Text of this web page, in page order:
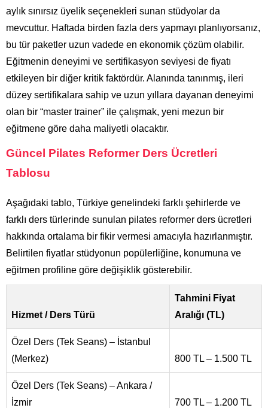
aylık sınırsız üyelik seçenekleri sunan stüdyolar da
mevcuttur. Haftada birden fazla ders yapmayı planlıyorsanız,
bu tür paketler uzun vadede en ekonomik çözüm olabilir.
Eğitmenin deneyimi ve sertifikasyon seviyesi de fiyatı
etkileyen bir diğer kritik faktördür. Alanında tanınmış, ileri
düzey sertifikalara sahip ve uzun yıllara dayanan deneyimi
olan bir “master trainer” ile çalışmak, yeni mezun bir
eğitmene göre daha maliyetli olacaktır.
Güncel Pilates Reformer Ders Ücretleri
Tablosu
Aşağıdaki tablo, Türkiye genelindeki farklı şehirlerde ve
farklı ders türlerinde sunulan pilates reformer ders ücretleri
hakkında ortalama bir fikir vermesi amacıyla hazırlanmıştır.
Belirtilen fiyatlar stüdyonun popülerliğine, konumuna ve
eğitmen profiline göre değişiklik gösterebilir.
Hizmet / Ders Türü
Tahmini Fiyat
Aralığı (TL)
Özel Ders (Tek Seans) – İstanbul
(Merkez)
800 TL – 1.500 TL
Özel Ders (Tek Seans) – Ankara /
İzmir
700 TL – 1.200 TL